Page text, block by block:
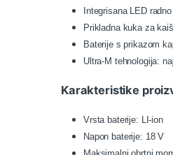
Integrisana LED
Prikladna kuka za
Baterije s prikazom
Ultra-M tehnologija:
Karakteristike
Vrsta baterije: LI-ion
Napon baterije: 18 V